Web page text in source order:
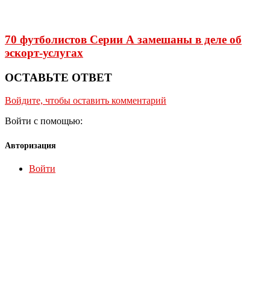
70 футболистов Серии А замешаны в деле об
эскорт-услугах
ОСТАВЬТЕ ОТВЕТ
Войдите, чтобы оставить комментарий
Войти с помощью:
Авторизация
Войти